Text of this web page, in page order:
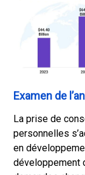
Examen de
La prise de
personnelles
en
développement